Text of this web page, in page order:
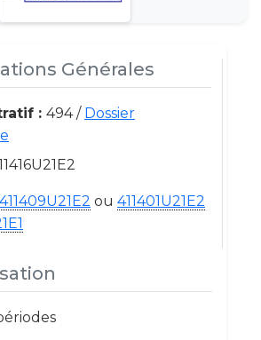
Générales
: 494 / Dossier
411409U21E2 ou 411401U21E2